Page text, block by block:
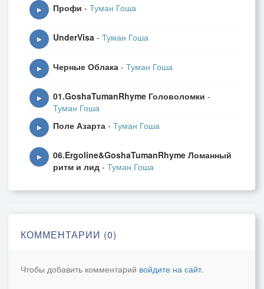
▶ Профи - Туман Гоша
▶ UnderVisa - Туман Гоша
▶ Черные Облака - Туман Гоша
▶ 01.GoshaTumanRhyme Головоломки -
Туман Гоша
▶ Поле Азарта - Туман Гоша
▶
06.Ergoline&GoshaTumanRhyme Ломанный
ритм и лид - Туман Гоша
КОММЕНТАРИИ (0)
Чтобы добавить комментарий войдите на сайт.